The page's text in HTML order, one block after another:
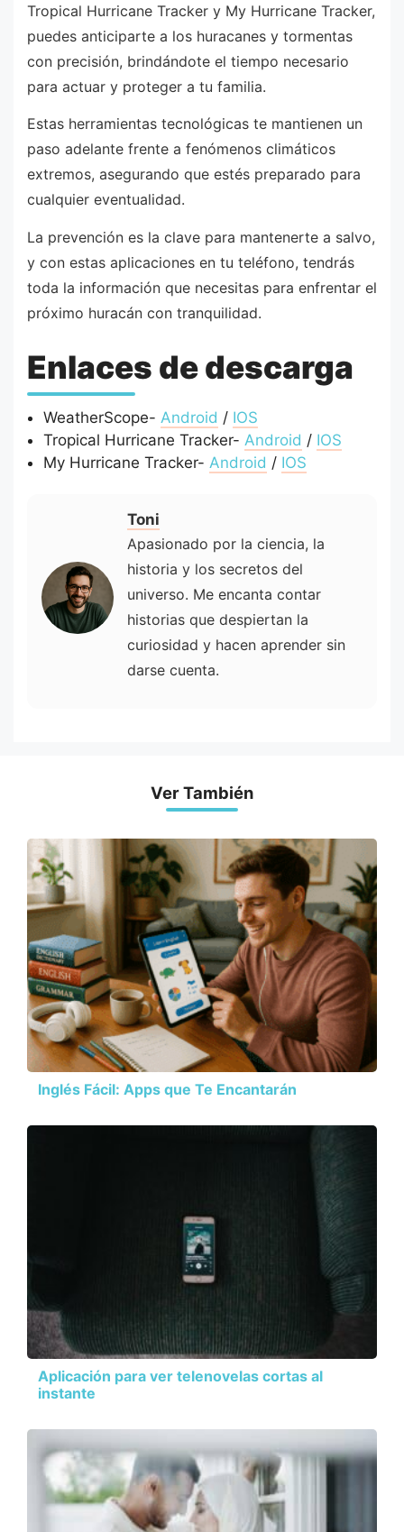
Tropical Hurricane Tracker y My Hurricane Tracker,
puedes anticiparte a los huracanes y tormentas
con precisión, brindándote el tiempo necesario
para actuar y proteger a tu familia.
Estas herramientas tecnológicas te mantienen un
paso adelante frente a fenómenos climáticos
extremos, asegurando que estés preparado para
cualquier eventualidad.
La prevención es la clave para mantenerte a salvo,
y con estas aplicaciones en tu teléfono, tendrás
toda la información que necesitas para enfrentar el
próximo huracán con tranquilidad.
Enlaces de descarga
WeatherScope- Android / IOS
Tropical Hurricane Tracker- Android / IOS
My Hurricane Tracker- Android / IOS
Toni
Apasionado por la ciencia, la
historia y los secretos del
universo. Me encanta contar
historias que despiertan la
curiosidad y hacen aprender sin
darse cuenta.
Ver También
Inglés Fácil: Apps que Te Encantarán
Aplicación para ver telenovelas cortas al
instante